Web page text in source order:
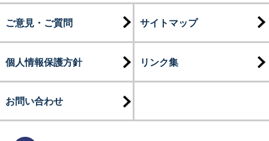
ご意見・ご質問 サイトマップ
個人情報保護方針 リンク集
お問い合わせ